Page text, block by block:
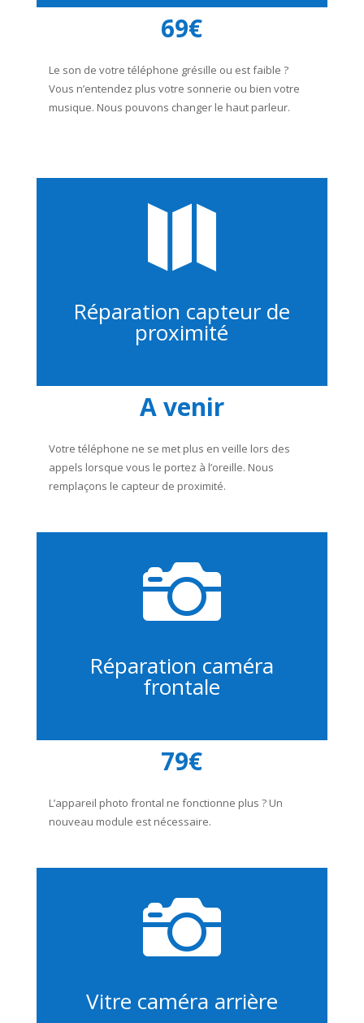
69€
Le son de votre téléphone grésille ou est faible ?
Vous n’entendez plus votre sonnerie ou bien votre
musique. Nous pouvons changer le haut parleur.

Réparation capteur de
proximité
A venir
Votre téléphone ne se met plus en veille lors des
appels lorsque vous le portez à l’oreille. Nous
remplaçons le capteur de proximité.

Réparation caméra
frontale
79€
L’appareil photo frontal ne fonctionne plus ? Un
nouveau module est nécessaire.

Vitre caméra arrière